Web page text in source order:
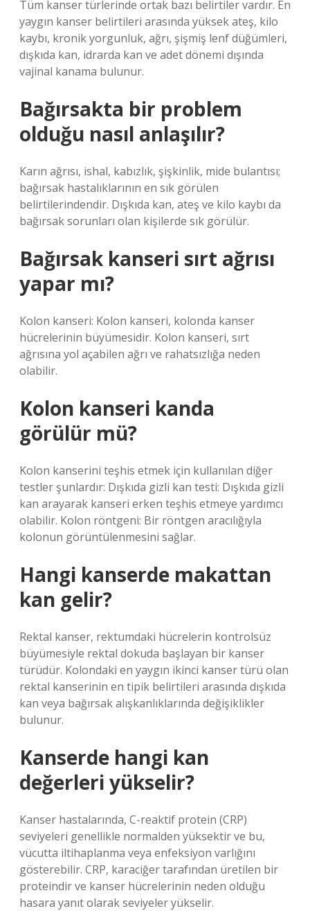
Tüm kanser türlerinde ortak bazı belirtiler vardır. En
yaygın kanser belirtileri arasında yüksek ateş, kilo
kaybı, kronik yorgunluk, ağrı, şişmiş lenf düğümleri,
dışkıda kan, idrarda kan ve adet dönemi dışında
vajinal kanama bulunur.
Bağırsakta bir problem
olduğu nasıl anlaşılır?
Karın ağrısı, ishal, kabızlık, şişkinlik, mide bulantısı;
bağırsak hastalıklarının en sık görülen
belirtilerindendir. Dışkıda kan, ateş ve kilo kaybı da
bağırsak sorunları olan kişilerde sık görülür.
Bağırsak kanseri sırt ağrısı
yapar mı?
Kolon kanseri: Kolon kanseri, kolonda kanser
hücrelerinin büyümesidir. Kolon kanseri, sırt
ağrısına yol açabilen ağrı ve rahatsızlığa neden
olabilir.
Kolon kanseri kanda
görülür mü?
Kolon kanserini teşhis etmek için kullanılan diğer
testler şunlardır: Dışkıda gizli kan testi: Dışkıda gizli
kan arayarak kanseri erken teşhis etmeye yardımcı
olabilir. Kolon röntgeni: Bir röntgen aracılığıyla
kolonun görüntülenmesini sağlar.
Hangi kanserde makattan
kan gelir?
Rektal kanser, rektumdaki hücrelerin kontrolsüz
büyümesiyle rektal dokuda başlayan bir kanser
türüdür. Kolondaki en yaygın ikinci kanser türü olan
rektal kanserinin en tipik belirtileri arasında dışkıda
kan veya bağırsak alışkanlıklarında değişiklikler
bulunur.
Kanserde hangi kan
değerleri yükselir?
Kanser hastalarında, C-reaktif protein (CRP)
seviyeleri genellikle normalden yüksektir ve bu,
vücutta iltihaplanma veya enfeksiyon varlığını
gösterebilir. CRP, karaciğer tarafından üretilen bir
proteindir ve kanser hücrelerinin neden olduğu
hasara yanıt olarak seviyeler yükselir.